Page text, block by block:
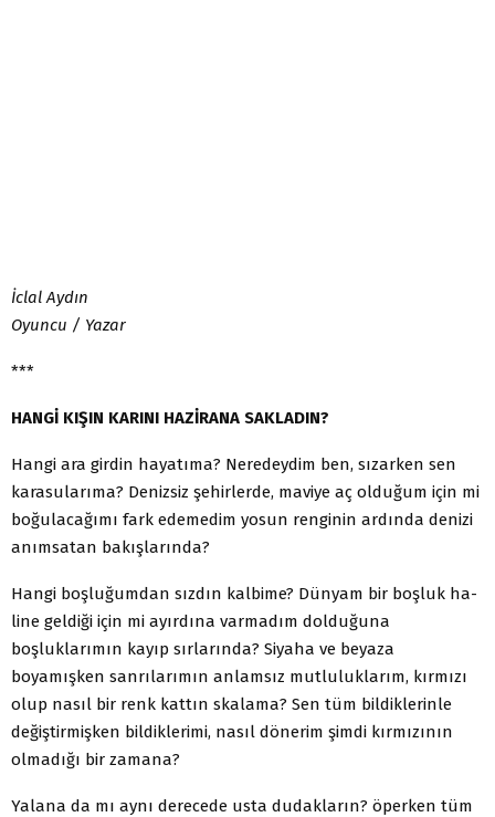
İclal Aydın
Oyuncu / Yazar
***
HANGİ KIŞIN KARINI HAZİRANA SAKLADIN?
Hangi ara girdin hayatıma? Neredeydim ben, sızarken sen
ka­rasularıma? Denizsiz şehirlerde, maviye aç olduğum için mi
bo­ğulacağımı fark edemedim yosun renginin ardında denizi
anım­satan bakışlarında?
Hangi boşluğumdan sızdın kalbime? Dünyam bir boşluk ha­
line geldiği için mi ayırdına varmadım dolduğuna
boşluklarımın kayıp sırlarında? Siyaha ve beyaza
boyamışken sanrılarımın an­lamsız mutluluklarım, kırmızı
olup nasıl bir renk kattın skalama? Sen tüm bildiklerinle
değiştirmişken bildiklerimi, nasıl dönerim şimdi kırmızının
olmadığı bir zamana?
Yalana da mı aynı derecede usta dudakların? öperken tüm